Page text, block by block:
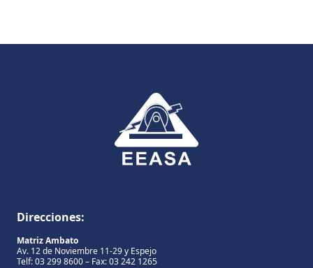
Direcciones:
Matriz Ambato
Av. 12 de Noviembre 11-29 y Espejo
Telf: 03 299 8600 – Fax: 03 242 1265